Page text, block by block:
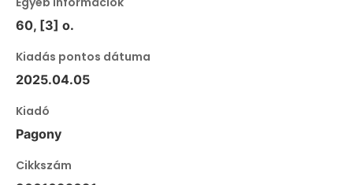
60, [3] o.
Kiadás pontos dátuma
2025.04.05
Kiadó
Pagony
Cikkszám